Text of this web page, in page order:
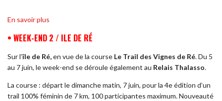
En savoir plus
• WEEK-END 2 / ILE DE RÉ
Sur l’île de Ré,en vue de la course Le Trail des Vignes de Ré. Du 5
au 7 juin, le week-end se déroule également au Relais Thalasso.
La course : départ le dimanche matin, 7 juin, pour la 4e édition d’un
trail 100% féminin de 7 km, 100 participantes maximum. Nouveauté